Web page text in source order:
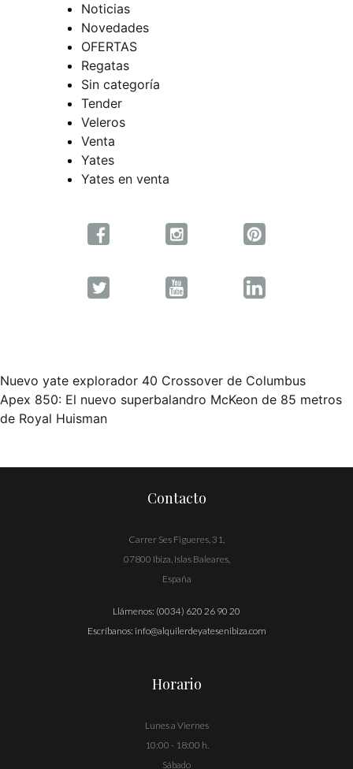
Noticias
Novedades
OFERTAS
Regatas
Sin categoría
Tender
Veleros
Venta
Yates
Yates en venta
Navegación
de
Nuevo yate explorador 40 Crossover de Columbus
Apex 850: El nuevo superbalandro McKeon de 85 metros
de Royal Huisman
Contacto
Carrer Ses Figueres, 31,
07800 Ibiza, Islas Baleares,
España
Llámenos: (0034) 620 26 90 20
Escríbanos: info@alquilerdeyatesenibiza.com
Horario
Lunes a Viernes
10:00 - 18:00 h.
Sábado